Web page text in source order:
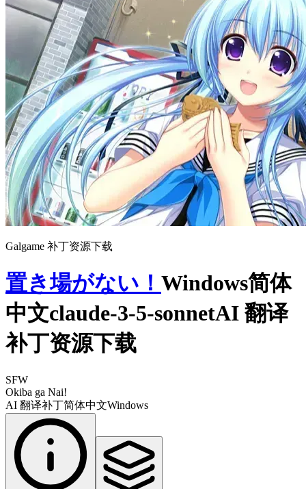
Galgame 补丁资源下载
置き場がない！ Windows简体
中文claude-3-5-sonnetAI 翻译
补丁资源下载
SFW
Okiba ga Nai!
AI 翻译补丁简体中文Windows